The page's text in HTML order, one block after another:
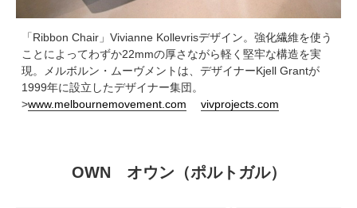
「Ribbon Chair」Vivianne Kollevrisデザイン。強化繊維を使う
ことによってわずか22mmの厚さながら軽く堅牢な構造を実
現。メルボルン・ムーヴメントは、デザイナーKjell Grantが
1999年に設立したデザイナー集団。
>www.melbournemovement.com vivprojects.com
OWN オウン（ポルトガル）